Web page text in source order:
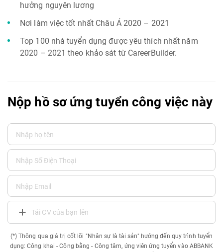
hưởng nguyên lương
Nơi làm việc tốt nhất Châu Á 2020 – 2021
Top 100 nhà tuyển dụng được yêu thích nhất năm
2020 – 2021 theo khảo sát từ CareerBuilder.
Nộp hồ sơ ứng tuyển công việc này
Tải CV của bạn lên
(*) Thông qua giá trị cốt lõi "Nhân sự là tài sản" hướng đến quy trình tuyển
dụng: Công khai - Công bằng - Công tâm, ứng viên ứng tuyển vào ABBANK